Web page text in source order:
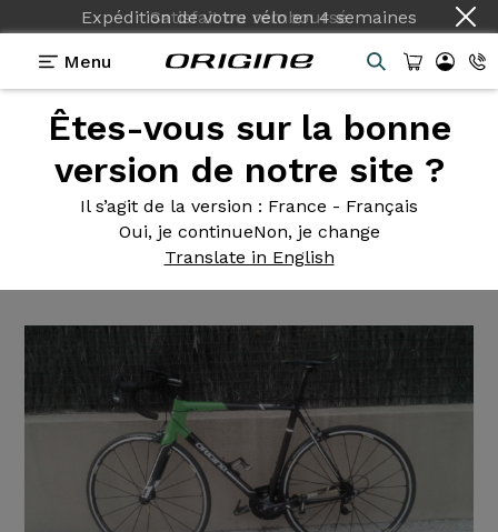
Expédition de votre véloen4 semaines
Menu
Êtes-vous sur la bonne
version de notre site ?
Il s’agit de la version : France - Français
Oui, je continueNon, je change
Translate in English
Témoignages>Vélo de course Axxome 350 Sram
Vélo decourse Axxome 350
Sram Force 22